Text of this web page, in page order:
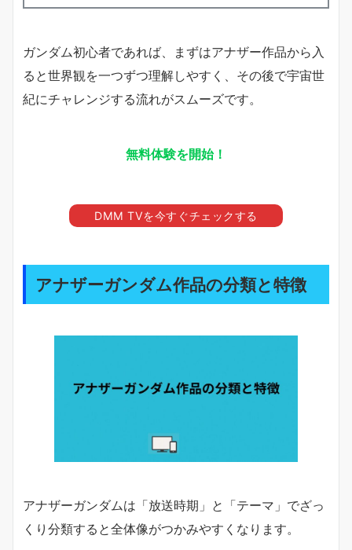
ガンダム初心者であれば、まずはアナザー作品から入
ると世界観を一つずつ理解しやすく、その後で宇宙世
紀にチャレンジする流れがスムーズです。
無料体験を開始！
DMM TVを今すぐチェックする
アナザーガンダム作品の分類と特徴
アナザーガンダムは「放送時期」と「テーマ」でざっ
くり分類すると全体像がつかみやすくなります。